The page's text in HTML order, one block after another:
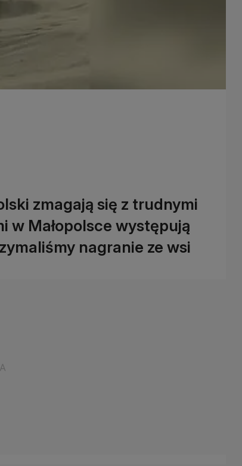
zmagają się z trudnymi
w Małopolsce występują
nagranie ze wsi